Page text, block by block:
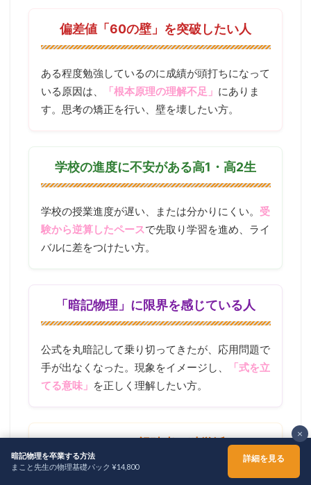
偏差値「60の壁」を突破したい人
ある程度勉強しているのに成績が頭打ちになって
いる原因は、
「根本原理の理解不足」 にありま
す。思考の矯正を行い、壁を壊したい方。
学校の進度に不安がある高1・高2生
学校の授業進度が遅い、または分かりにくい。 受
験から逆算したペースで先取り学習を進め、ライ
バルに差をつけたい方。
「暗記物理」に限界を感じている人
公式を丸暗記して乗り切ってきたが、応用問題で
手が出なくなった。現象をイメージし、
「式を立
てる意味」 を正しく理解したい方。
×
暗記物理を卒業する方法
まこと先生の物理基礎パック ¥14,800
詳細を見る